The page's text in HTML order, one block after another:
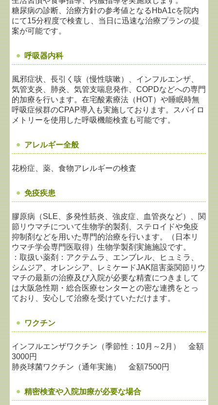
糖尿病の診断、治療方針の参考値となるHbA1cを院内
にて15分程度で検査し、 当日に迅速な治療プランの提
案が可能です。
呼吸器内科
風邪症状、長引く咳（慢性咳嗽）、インフルエンザ、
気管支炎、肺炎、気管支喘息発作、COPDなどへの専門
的加療を行います。在宅酸素療法（HOT）や睡眠時無
呼吸症候群のCPAP導入も実施しております。スパイロ
メトリーを使用した呼吸機能検査も可能です。
アレルギー全般
花粉症、薬、食物アレルギーの検査
免疫疾患
膠原病（SLE、多発性筋炎、強皮症、血管炎など）、関
節リウマチについて生物学的製剤、ステロイドや免疫
抑制剤などを用いた専門的治療を行います。（日本リ
ウマチ学会専門医取得）生物学製剤実施施設です。
：取扱い薬剤：アクテムラ、エンブレル、ヒュミラ、
シムジア、オレンシア、レミケードJAK阻害薬関節リウ
マチの最新の治療及び入院が必要な精査につきまして
は大阪急性期・総合医療センターとの密な連携をとっ
ており、安心して治療を受けていただけます。
ワクチン
インフルエンザワクチン（季節性：10月～2月） 金額
3000円
肺炎球菌ワクチン（通年実施） 金額7500円
精密検査や入院加療が必要な場合